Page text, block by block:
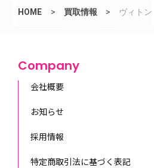
HOME > 買取情報 > ヴィトン
Company
会社概要
お知らせ
採用情報
特定商取引法に基づく表記